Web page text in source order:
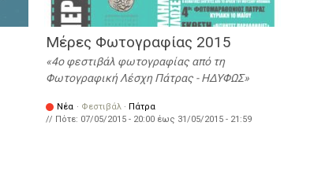
Μέρες Φωτογραφίας 2015
4ο φεστιβάλ φωτογραφίας από τη
Φωτογραφική Λέσχη Πάτρας - ΗΔΥΦΩΣ
Νέα · Φεστιβάλ · Πάτρα
// Πότε: 07/05/2015 - 20:00 έως 31/05/2015 - 21:59